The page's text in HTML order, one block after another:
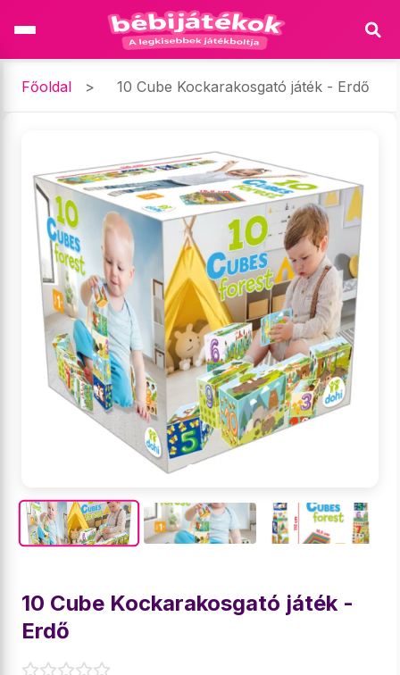
Főoldal > 10 Cube Kockarakosgató játék - Erdő
10 Cube Kockarakosgató játék -
Erdő